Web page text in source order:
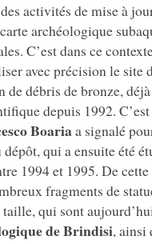
activités de mise à
archéologique
C’est dans ce
avec précision le site
de débris de bronze,
depuis 1992.
Boariaa signalé
qui a ensuite été
1994 et 1995. De
fragments de
qui sont
de Brindisi, ainsi